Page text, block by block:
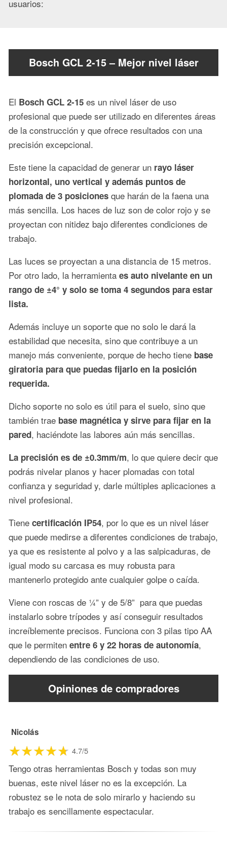
usuarios:
Bosch GCL 2-15 – Mejor nivel láser
El Bosch GCL 2-15 es un nivel láser de uso
profesional que puede ser utilizado en diferentes áreas
de la construcción y que ofrece resultados con una
precisión excepcional.
Este tiene la capacidad de generar un rayo láser
horizontal, uno vertical y además puntos de
plomada de 3 posiciones que harán de la faena una
más sencilla. Los haces de luz son de color rojo y se
proyectan con nitidez bajo diferentes condiciones de
trabajo.
Las luces se proyectan a una distancia de 15 metros.
Por otro lado, la herramienta es auto nivelante en un
rango de ±4° y solo se toma 4 segundos para estar
lista.
Además incluye un soporte que no solo le dará la
estabilidad que necesita, sino que contribuye a un
manejo más conveniente, porque de hecho tiene base
giratoria para que puedas fijarlo en la posición
requerida.
Dicho soporte no solo es útil para el suelo, sino que
también trae base magnética y sirve para fijar en la
pared, haciéndote las labores aún más sencillas.
La precisión es de ±0.3mm/m, lo que quiere decir que
podrás nivelar planos y hacer plomadas con total
confianza y seguridad y, darle múltiples aplicaciones a
nivel profesional.
Tiene certificación IP54, por lo que es un nivel láser
que puede medirse a diferentes condiciones de trabajo,
ya que es resistente al polvo y a las salpicaduras, de
igual modo su carcasa es muy robusta para
mantenerlo protegido ante cualquier golpe o caída.
Viene con roscas de ¼” y de 5/8” para que puedas
instalarlo sobre trípodes y así conseguir resultados
increíblemente precisos. Funciona con 3 pilas tipo AA
que le permiten entre 6 y 22 horas de autonomía,
dependiendo de las condiciones de uso.
Opiniones de compradores
Nicolás
4.7/5
Tengo otras herramientas Bosch y todas son muy
buenas, este nivel láser no es la excepción. La
robustez se le nota de solo mirarlo y haciendo su
trabajo es sencillamente espectacular.